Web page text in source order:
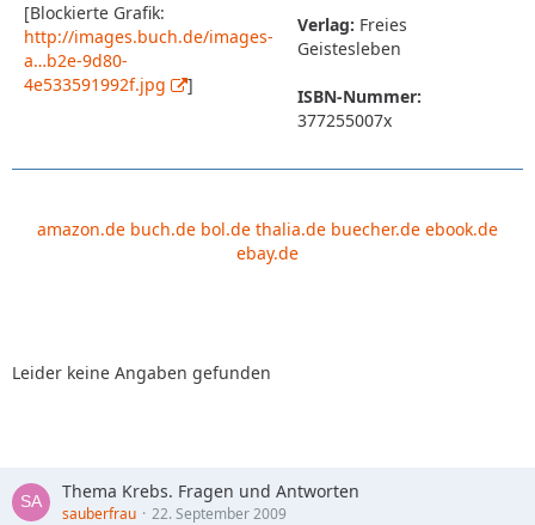
[Blockierte Grafik:
http://images.buch.de/images-
a…b2e-9d80-
4e533591992f.jpg
]
Verlag: Freies
Geistesleben
ISBN-Nummer:
377255007x
amazon.de buch.de bol.de thalia.de buecher.de ebook.de
ebay.de
Leider keine Angaben gefunden
Thema Krebs. Fragen und Antworten
sauberfrau 22. September 2009